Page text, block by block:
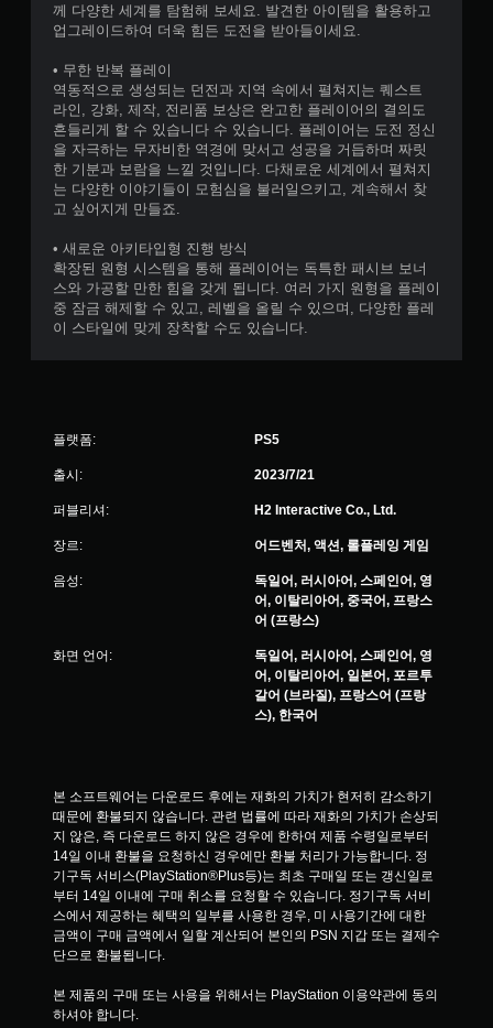
께 다양한 세계를 탐험해 보세요. 발견한 아이템을 활용하고
업그레이드하여 더욱 힘든 도전을 받아들이세요.
• 무한 반복 플레이
역동적으로 생성되는 던전과 지역 속에서 펼쳐지는 퀘스트
라인, 강화, 제작, 전리품 보상은 완고한 플레이어의 결의도
흔들리게 할 수 있습니다 수 있습니다. 플레이어는 도전 정신
을 자극하는 무자비한 역경에 맞서고 성공을 거듭하며 짜릿
한 기분과 보람을 느낄 것입니다. 다채로운 세계에서 펼쳐지
는 다양한 이야기들이 모험심을 불러일으키고, 계속해서 찾
고 싶어지게 만들죠.
• 새로운 아키타입형 진행 방식
확장된 원형 시스템을 통해 플레이어는 독특한 패시브 보너
스와 가공할 만한 힘을 갖게 됩니다. 여러 가지 원형을 플레이
중 잠금 해제할 수 있고, 레벨을 올릴 수 있으며, 다양한 플레
이 스타일에 맞게 장착할 수도 있습니다.
플랫폼: PS5
출시: 2023/7/21
퍼블리셔: H2 Interactive Co., Ltd.
장르: 어드벤처, 액션, 롤플레잉 게임
음성:
독일어, 러시아어, 스페인어, 영
어, 이탈리아어, 중국어, 프랑스
어 (프랑스)
화면 언어:
독일어, 러시아어, 스페인어, 영
어, 이탈리아어, 일본어, 포르투
갈어 (브라질), 프랑스어 (프랑
스), 한국어
본 소프트웨어는 다운로드 후에는 재화의 가치가 현저히 감소하기
때문에 환불되지 않습니다. 관련 법률에 따라 재화의 가치가 손상되
지 않은, 즉 다운로드 하지 않은 경우에 한하여 제품 수령일로부터
14일 이내 환불을 요청하신 경우에만 환불 처리가 가능합니다. 정
기구독 서비스(PlayStation®Plus등)는 최초 구매일 또는 갱신일로
부터 14일 이내에 구매 취소를 요청할 수 있습니다. 정기구독 서비
스에서 제공하는 혜택의 일부를 사용한 경우, 미 사용기간에 대한
금액이 구매 금액에서 일할 계산되어 본인의 PSN 지갑 또는 결제수
단으로 환불됩니다.
본 제품의 구매 또는 사용을 위해서는 PlayStation 이용약관에 동의
하셔야 합니다.